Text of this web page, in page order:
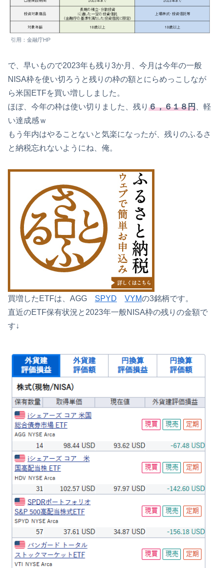
引用：金融庁HP
で、早いもので2023年も残り3か月、今月は今年の一般
NISA枠を使い切ろうと残りの枠の額とにらめっこしなが
ら米国ETFを買い増ししました。
ほぼ、今年の枠は使い切りました、残り ６，６１８円 、軽
い達成感ｗ
もう年内はやることないと気楽になったが、残りのふるさ
と納税忘れないようにね、俺。
買増したETFは、AGG SPYD VYMの3銘柄です。
直近のETF保有状況と2023年一般NISA枠の残りの金額で
す↓